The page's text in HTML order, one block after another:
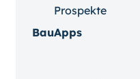
Prospekte
BauApps